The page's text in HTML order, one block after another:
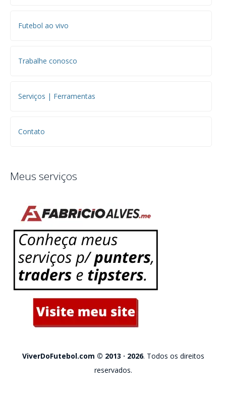
Futebol ao vivo
Trabalhe conosco
Serviços | Ferramentas
Contato
Meus serviços
ViverDoFutebol.com © 2013 · 2026. Todos os direitos
reservados.